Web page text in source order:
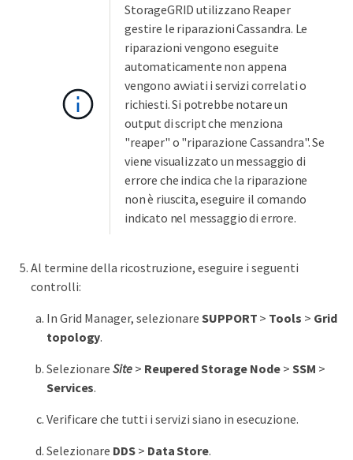
StorageGRID utilizzano Reaper
gestire le riparazioni Cassandra. Le
riparazioni vengono eseguite
automaticamente non appena
vengono avviati i servizi correlati o
richiesti. Si potrebbe notare un
output di script che menziona
"reaper" o "riparazione Cassandra". Se
viene visualizzato un messaggio di
errore che indica che la riparazione
non è riuscita, eseguire il comando
indicato nel messaggio di errore.
Al termine della ricostruzione, eseguire i seguenti
controlli:
In Grid Manager, selezionare SUPPORT > Tools > Grid
topology.
Selezionare Site> Reupered Storage Node >SSM >
Services.
Verificare che tutti i servizi siano in esecuzione.
Selezionare DDS> Data Store.